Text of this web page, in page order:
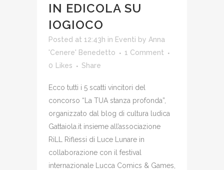
IN EDICOLA SU
IOGIOCO
Posted at 12:43h in Eventi by Anna
'Cenere' Benedetto
1 Comment
0
Likes Share
Ecco tutti i 5 scatti vincitori del
concorso “La TUA stanza profonda”,
organizzato dal blog di cultura ludica
Gattaiola.it insieme all’associazione
RiLL Riflessi di Luce Lunare in
collaborazione con il festival
internazionale Lucca Comics & Games,